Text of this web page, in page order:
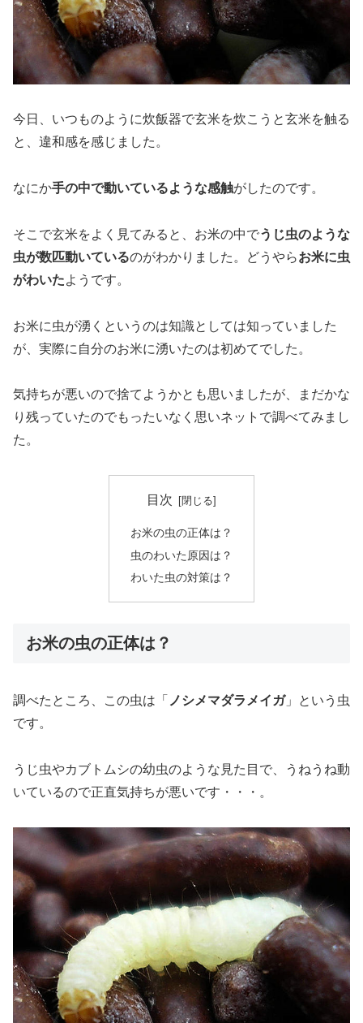
今日、いつものように炊飯器で玄米を炊こうと玄米を触る
と、違和感を感じました。
なにか手の中で動いているような感触がしたのです。
そこで玄米をよく見てみると、お米の中でうじ虫のような
虫が数匹動いているのがわかりました。どうやらお米に虫
がわいたようです。
お米に虫が湧くというのは知識としては知っていました
が、実際に自分のお米に湧いたのは初めてでした。
気持ちが悪いので捨てようかとも思いましたが、まだかな
り残っていたのでもったいなく思いネットで調べてみまし
た。
目次
お米の虫の正体は？
虫のわいた原因は？
わいた虫の対策は？
お米の虫の正体は？
調べたところ、この虫は「 ノシメマダラメイガ」という虫
です。
うじ虫やカブトムシの幼虫のような見た目で、うねうね動
いているので正直気持ちが悪いです・・・。